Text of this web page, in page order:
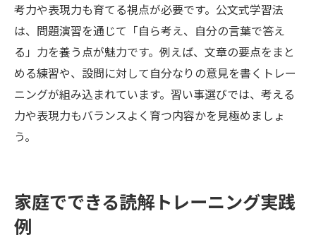
考力や表現力も育てる視点が必要です。公文式学習法
は、問題演習を通じて「自ら考え、自分の言葉で答え
る」力を養う点が魅力です。例えば、文章の要点をまと
める練習や、設問に対して自分なりの意見を書くトレー
ニングが組み込まれています。習い事選びでは、考える
力や表現力もバランスよく育つ内容かを見極めましょ
う。
家庭でできる読解トレーニング実践
例